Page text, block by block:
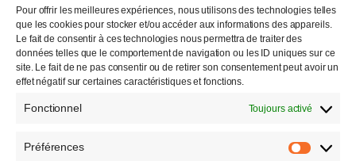
Pour offrir les meilleures expériences, nous utilisons des technologies telles
que les cookies pour stocker et/ou accéder aux informations des appareils.
Le fait de consentir à ces technologies nous permettra de traiter des
données telles que le comportement de navigation ou les ID uniques sur ce
site. Le fait de ne pas consentir ou de retirer son consentement peut avoir un
effet négatif sur certaines caractéristiques et fonctions.
Fonctionnel Toujours activé
Préférences
Tous droits réservés